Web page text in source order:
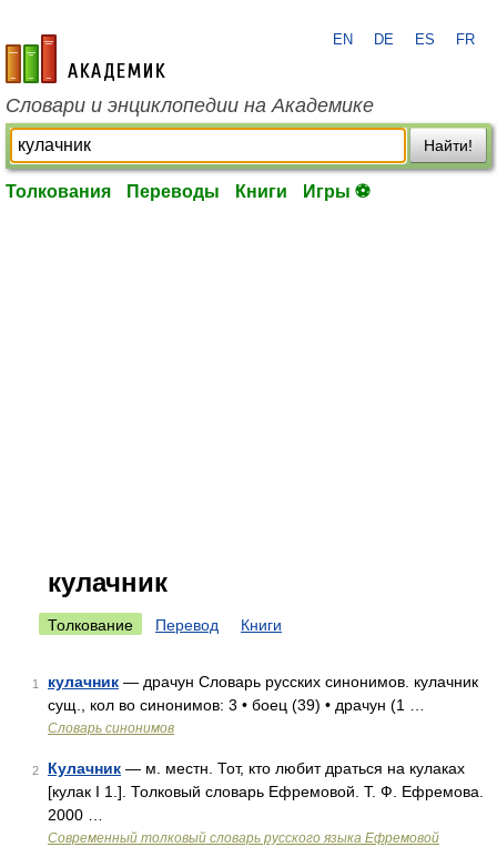
academic.ru
EN DE ES FR
Словари и энциклопедии на Академике
Найти!
Толкования Переводы Книги Игры ⚽
кулачник
Толкование Перевод Книги
1 кулачник — драчун Словарь русских синонимов. кулачник
сущ., кол во синонимов: 3 • боец (39) • драчун (1 …
Словарь синонимов
2 Кулачник — м. местн. Тот, кто любит драться на кулаках
[кулак I 1.]. Толковый словарь Ефремовой. Т. Ф. Ефремова.
2000 …
Современный толковый словарь русского языка Ефремовой